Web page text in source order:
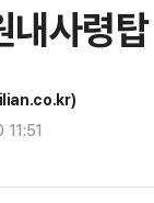
사령
11:51